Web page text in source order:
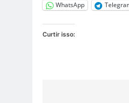
WhatsApp
Curtir isso: